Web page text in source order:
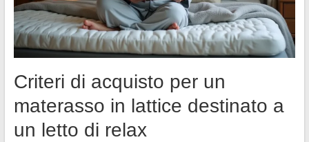
Criteri di acquisto per un
materasso in lattice destinato a
un letto di relax